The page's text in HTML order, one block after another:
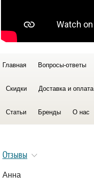
Главная Вопросы-ответы
Скидки Доставка и оплата
Статьи Бренды О нас
Отзывы
Анна